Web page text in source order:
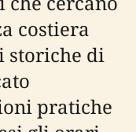
costiera
storiche di
pratiche